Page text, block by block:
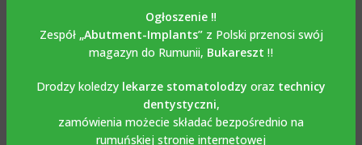
Ogłoszenie ‼️
Zespół „Abutment-Implants”z Polski przenosi swój
magazyn do Rumunii, Bukareszt ‼️
Drodzy koledzy lekarze stomatolodzy oraz technicy
dentystyczni,
zamówienia możecie składać bezpośrednio na
rumuńskiej stronie internetowej
Transfer wielu jednostek
kompatybilny z ALPHA BIO
INTERNAL HEX CONNECTION
Transfer wielu jednostek kompatybilny z ALPHA BIO
INTERNAL HEX CONNECTION